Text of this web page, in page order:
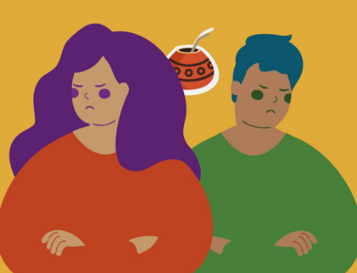
DETERIORO
DE
LA
ALIMENTACIÓN
DE
TRABAJADORES
TRABAJADORAS